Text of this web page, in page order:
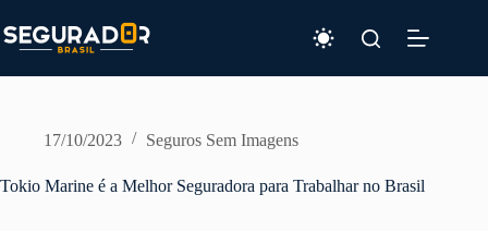
para
o
17/10/2023 Seguros Sem Imagens
Tokio Marine é a Melhor Seguradora para Trabalhar no Brasil